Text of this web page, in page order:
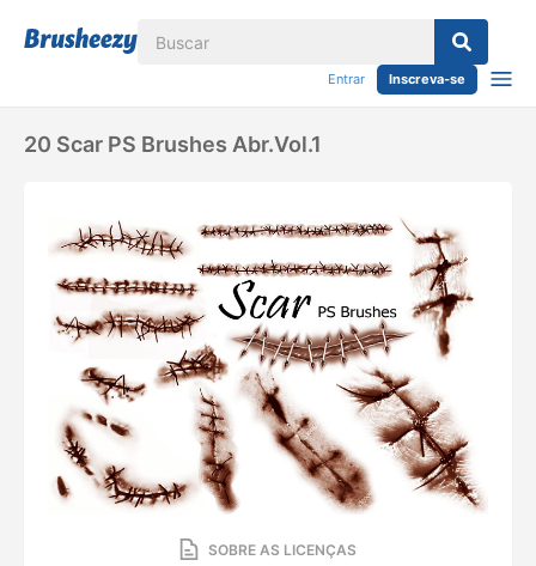
Entrar Inscreva-se
20 Scar PS Brushes Abr.Vol.1
SOBRE AS LICENÇAS